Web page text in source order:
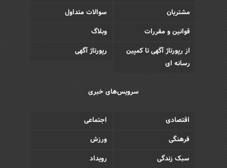
مشتریان
سوالات متداول
قوانین و مقررات
وبلاگ
از رپورتاژ آگهی تا کمپین
رسانه ای
رپورتاژ آگهی
سرویس‌های خبری
اقتصادی
اجتماعی
فرهنگی
ورزش
سبک زندگی
رویداد